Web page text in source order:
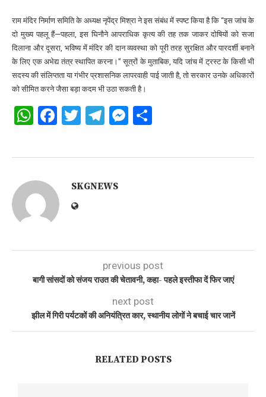
राम मंदिर निर्माण समिति के अध्यक्ष नृपेंद्र मिश्रा ने इस संबंध में स्पष्ट किया है कि “इस जांच के
दो मुख्य पहलू हैं—पहला, इस घिनौने आपराधिक कृत्य की तह तक जाकर दोषियों को सजा
दिलाना और दूसरा, भविष्य में मंदिर की दान व्यवस्था को पूरी तरह सुरक्षित और पारदर्शी बनाने
के लिए एक अभेद्य तंत्र स्थापित करना।” सूत्रों के मुताबिक, यदि जांच में ट्रस्ट के किसी भी
सदस्य की संलिप्तता या गंभीर प्रशासनिक लापरवाही पाई जाती है, तो सरकार उनके अधिकारों
को सीमित करने जैसा बड़ा कदम भी उठा सकती है।
WhatsApp
Facebook
Twitter
Telegram
Messenger
SKGNEWS
previous post
बागी सांसदों को संजय राउत की चेतावनी, कहा- पहले इस्तीफा दें फिर जाएं
next post
झील में गिरी पर्यटकों की अनियंत्रित कार, स्थानीय लोगों ने बचाई चार जानें
RELATED POSTS